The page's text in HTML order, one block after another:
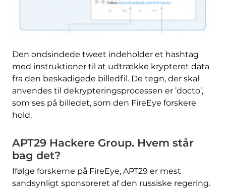
Den ondsindede tweet indeholder et hashtag
med instruktioner til at udtrække krypteret data
fra den beskadigede billedfil. De tegn, der skal
anvendes til dekrypteringsprocessen er ’docto’,
som ses på billedet, som den FireEye forskere
hold.
APT29 Hackere Group. Hvem står
bag det?
Ifølge forskerne på FireEye, APT29 er mest
sandsynligt sponsoreret af den russiske regering.